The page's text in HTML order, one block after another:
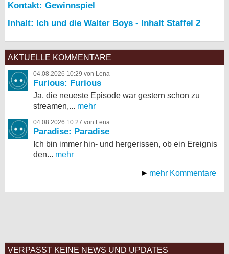
Kontakt: Gewinnspiel
Inhalt: Ich und die Walter Boys - Inhalt Staffel 2
AKTUELLE KOMMENTARE
04.08.2026 10:29 von Lena
Furious: Furious
Ja, die neueste Episode war gestern schon zu
streamen,... mehr
04.08.2026 10:27 von Lena
Paradise: Paradise
Ich bin immer hin- und hergerissen, ob ein Ereignis
den... mehr
mehr Kommentare
VERPASST KEINE NEWS UND UPDATES